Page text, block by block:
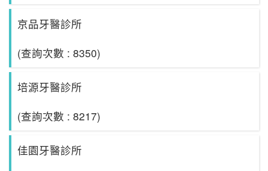
京品牙醫診所
(查詢次數 : 8350)
培源牙醫診所
(查詢次數 : 8217)
佳園牙醫診所